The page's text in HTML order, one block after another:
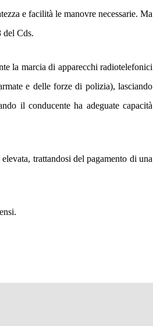
e facilità le manovre necessarie. Ma
del Cds.
la marcia di apparecchi radiotelefonici
e delle forze di polizia), lasciando
il conducente ha adeguate capacità
trattandosi del pagamento di una